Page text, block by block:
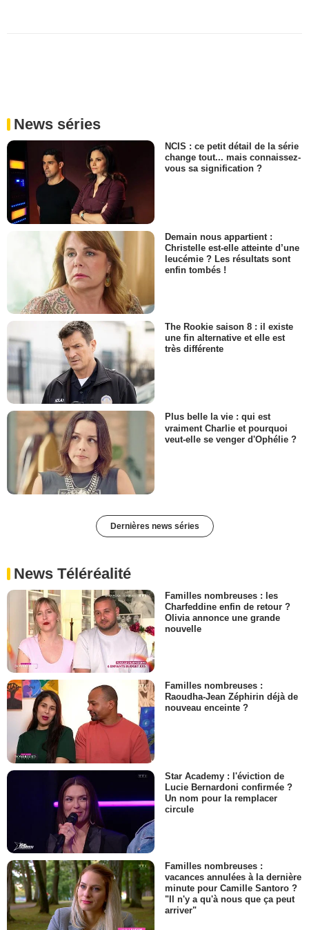
News séries
NCIS : ce petit détail de la série
change tout... mais connaissez-
vous sa signification ?
Demain nous appartient :
Christelle est-elle atteinte d’une
leucémie ? Les résultats sont
enfin tombés !
The Rookie saison 8 : il existe
une fin alternative et elle est
très différente
Plus belle la vie : qui est
vraiment Charlie et pourquoi
veut-elle se venger d'Ophélie ?
Dernières news séries
News Téléréalité
Familles nombreuses : les
Charfeddine enfin de retour ?
Olivia annonce une grande
nouvelle
Familles nombreuses :
Raoudha-Jean Zéphirin déjà de
nouveau enceinte ?
Star Academy : l'éviction de
Lucie Bernardoni confirmée ?
Un nom pour la remplacer
circule
Familles nombreuses :
vacances annulées à la dernière
minute pour Camille Santoro ?
"Il n'y a qu'à nous que ça peut
arriver"